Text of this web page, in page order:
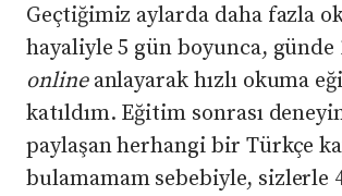
Geçtiğimiz aylarda daha fazla
hayaliyle 5 gün boyunca, günde
onlineanlayarak hızlı okuma
katıldım. Eğitim sonrası
paylaşan herhangi bir Türkçe
bulamamam sebebiyle, sizlerle